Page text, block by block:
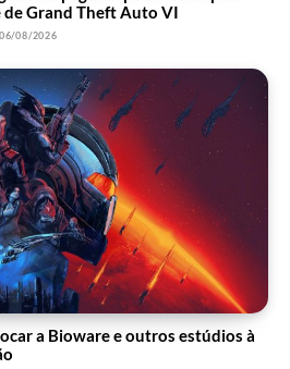
Grand Theft Auto VI
06/08/2026
a Bioware e outros estúdios à